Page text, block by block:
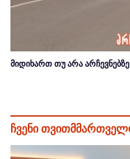
მიდიხართ თუ არა
ჩვენი